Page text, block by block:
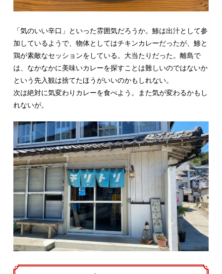
「気のいい辛口」といった雰囲気だろうか。鯵は出汁として参
加しているようで、物体としてはチキンカレーだったが、鯵と
鶏が素敵なセッションをしている。大当たりだった。離島で
は、なかなかに美味いカレーを探すことは難しいのではないか
という先入観は捨てたほうがいいのかもしれない。
次は絶対に気変わりカレーを食べよう。また気が変わるかもし
れないが。